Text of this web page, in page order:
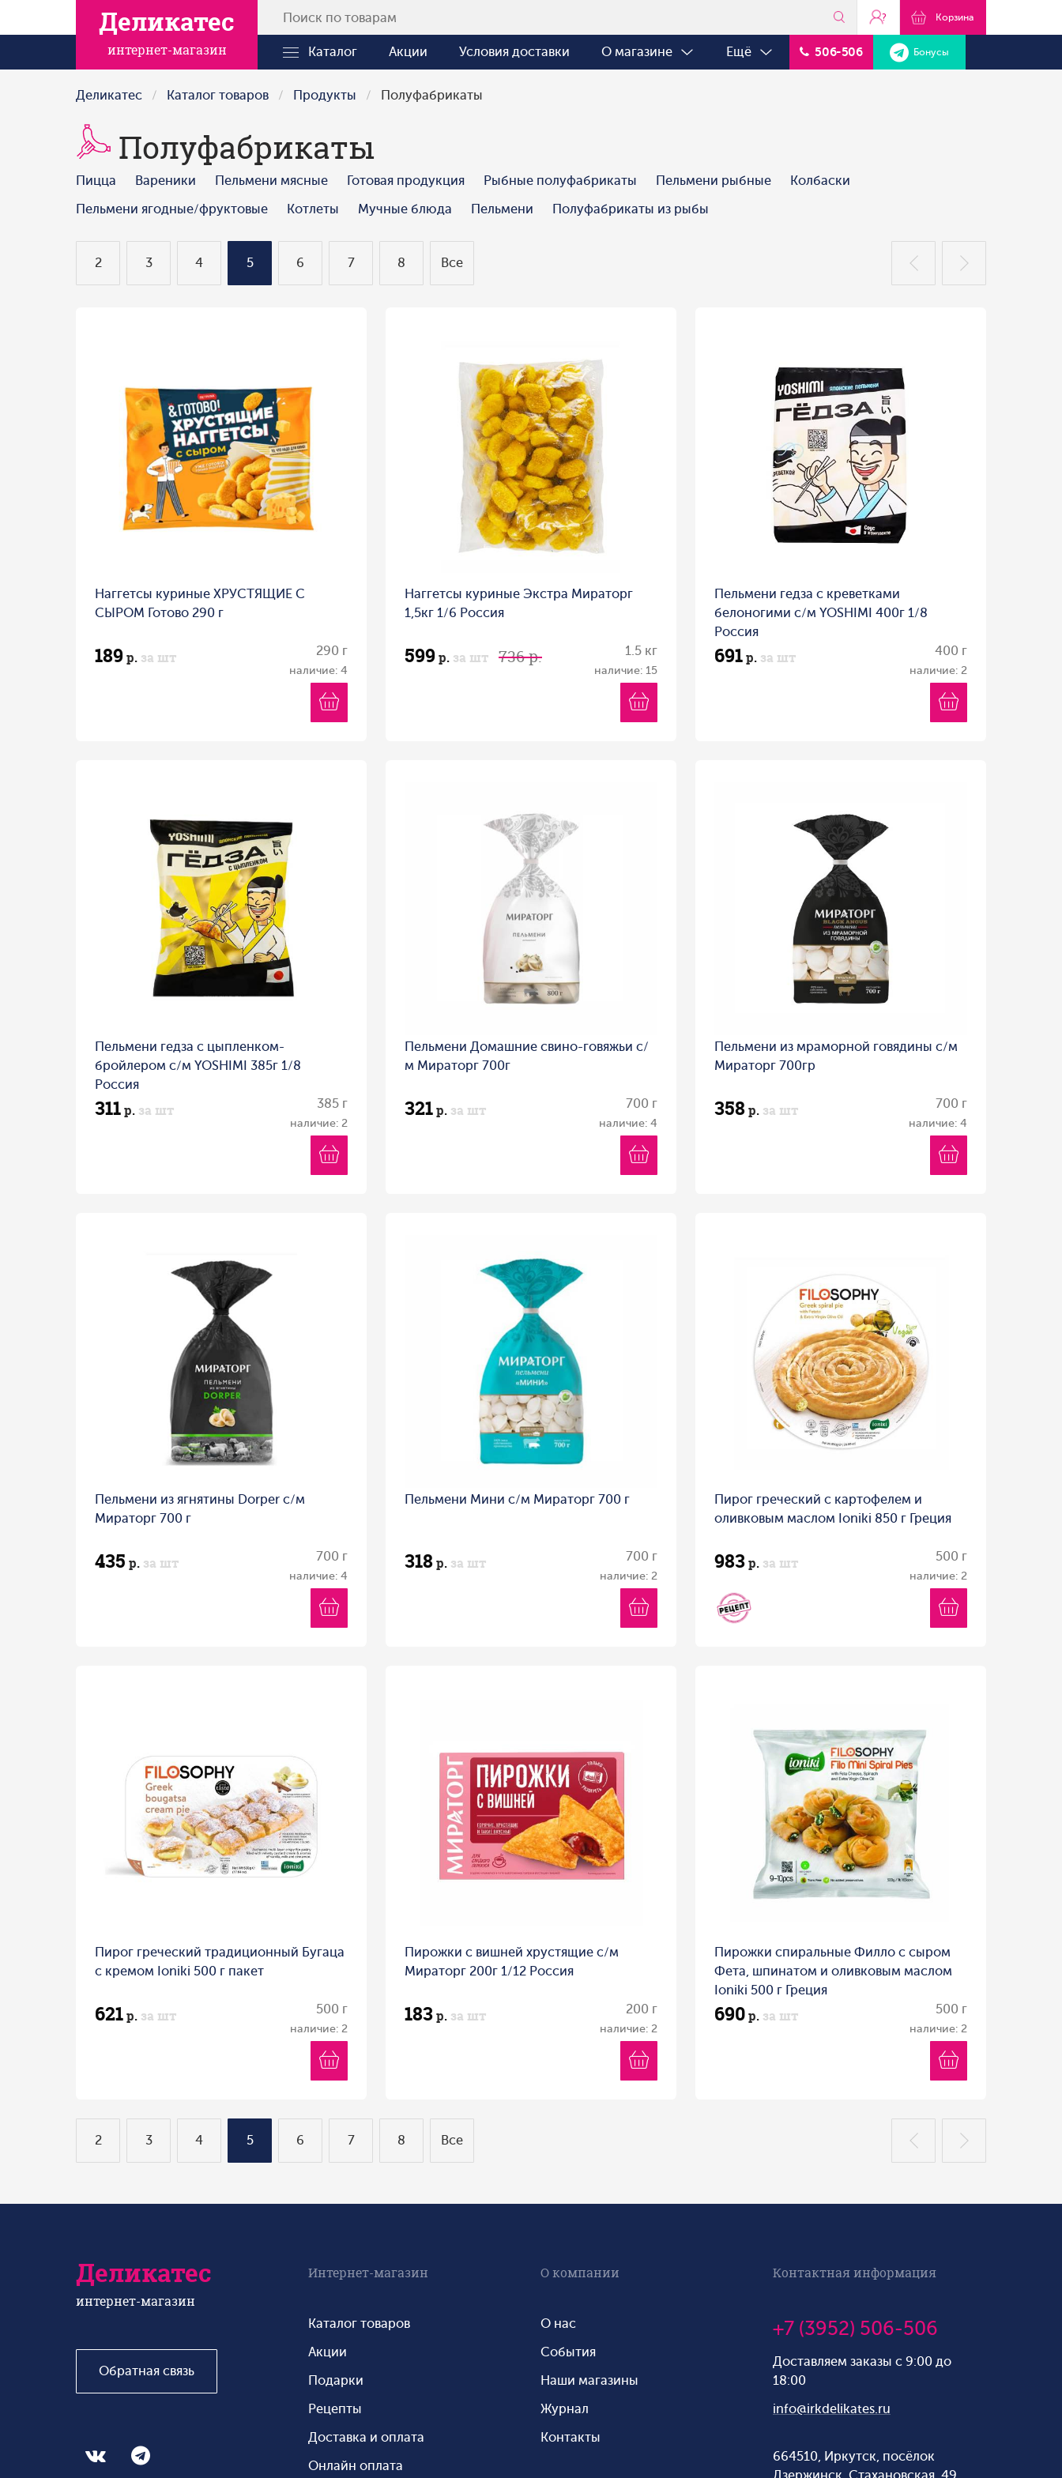
Деликатес
интернет-магазин
? Корзина
Каталог Акции Условия доставки О магазине Ещё 506-506 Бонусы
Деликатес Каталог товаров Продукты Полуфабрикаты
Полуфабрикаты
Пицца Вареники Пельмени мясные Готовая продукция Рыбные полуфабрикаты Пельмени рыбные
Колбаски
Пельмени ягодные/фруктовые
Котлеты Мучные блюда Пельмени Полуфабрикаты из рыбы
2 3 4 5 6 7 8 Все
Наггетсы куриные ХРУСТЯЩИЕ С
СЫРОМ Готово 290 г
189р. за шт 290 г
наличие: 4
Наггетсы куриные Экстра Мираторг
1,5кг 1/6 Россия
599р. за шт 736 р. 1.5 кг
наличие: 15
Пельмени гедза с креветками
белоногими с/м YOSHIMI 400г 1/8
Россия
691р. за шт 400 г
наличие: 2
Пельмени гедза с цыпленком-
бройлером с/м YOSHIMI 385г 1/8
Россия
311р. за шт 385 г
наличие: 2
Пельмени Домашние свино-говяжьи с/
м Мираторг 700г
321р. за шт 700 г
наличие: 4
Пельмени из мраморной говядины с/м
Мираторг 700гр
358р. за шт 700 г
наличие: 4
Пельмени из ягнятины Dorper с/м
Мираторг 700 г
435 р. за шт 700 г
наличие: 4
Пельмени Мини с/м Мираторг 700 г
318р. за шт 700 г
наличие: 2
Пирог греческий с картофелем и
оливковым маслом Ioniki 850 г Греция
983р. за шт 500 г
наличие: 2
Пирог греческий традиционный Бугаца
с кремом Ioniki 500 г пакет
621р. за шт 500 г
наличие: 2
Пирожки с вишней хрустящие с/м
Мираторг 200г 1/12 Россия
183р. за шт 200 г
наличие: 2
Пирожки спиральные Филло с сыром
Фета, шпинатом и оливковым маслом
Ioniki 500 г Греция
690р. за шт 500 г
наличие: 2
2 3 4 5 6 7 8 Все
Деликатес
интернет-магазин
Обратная связь
Интернет-магазин
Каталог товаров
Акции
Подарки
Рецепты
Доставка и оплата
Онлайн оплата
О компании
О нас
События
Наши магазины
Журнал
Контакты
Контактная информация
+7 (3952) 506-506
Доставляем заказы с 9:00 до
18:00
info@irkdelikates.ru
664510, Иркутск, посёлок